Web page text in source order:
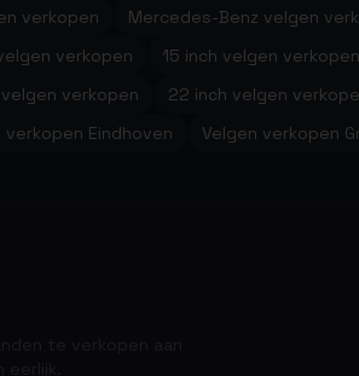
verkopen Mercedes-Benz velgen
verkopen 15 inch velgen verkopen
velgen verkopen 22 inch velgen
verkopen Eindhoven Velgen verkopen